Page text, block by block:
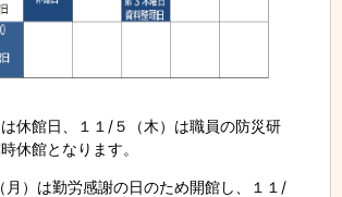
休館日、１１/５（木）は職員の防災研
休館となります。
月）は勤労感謝の日のため開館し、１１/